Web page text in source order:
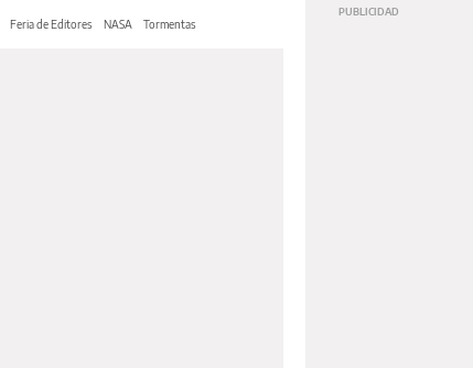
Feria de Editores NASA Tormentas